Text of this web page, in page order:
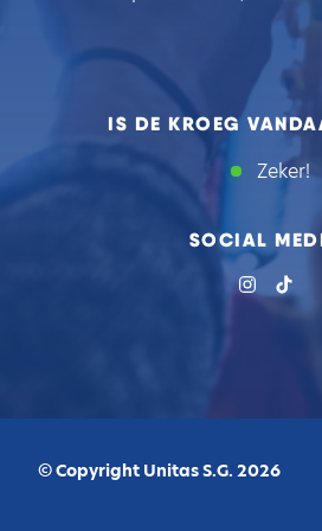
IS DE KROEG
Zeker!
SOCIAL
© Copyright Unitas S.G. 2026